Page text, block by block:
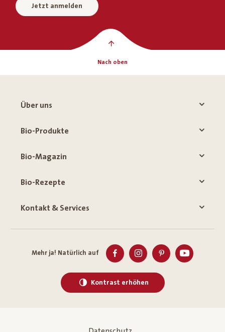
Jetzt anmelden
Nach oben
Über uns
Bio-Produkte
Bio-Magazin
Bio-Rezepte
Kontakt & Services
Mehr ja! Natürlich auf
Kontrast erhöhen